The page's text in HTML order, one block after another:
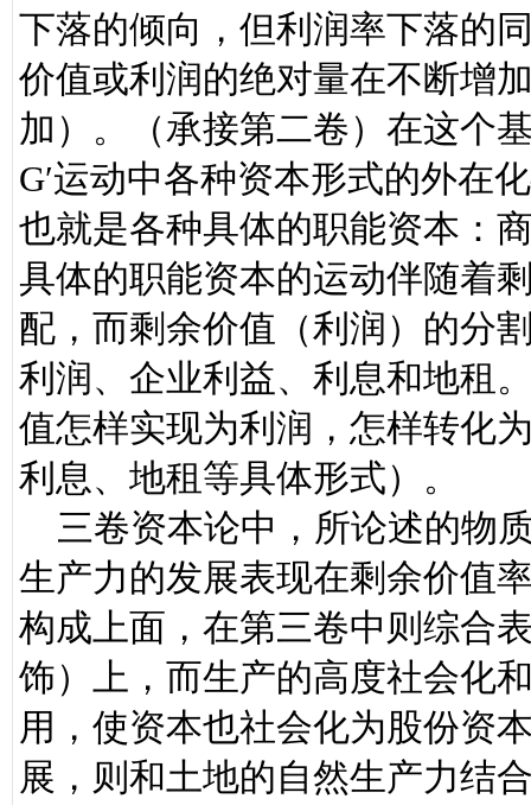
下落的倾向，但利润率下落的
价值或利润的绝对量在不断增
加）。（承接第二卷）在这个
G′运动中各种资本形式的外
也就是各种具体的职能资本：
具体的职能资本的运动伴随着
配，而剩余价值（利润）的分
利润、企业利益、利息和地租
值怎样实现为利润，怎样转化
利息、地租等具体形式）。
三卷资本论中，所论述的物
生产力的发展表现在剩余价值
构成上面，在第三卷中则综合
饰）上，而生产的高度社会化
用，使资本也社会化为股份资
展，则和土地的自然生产力结